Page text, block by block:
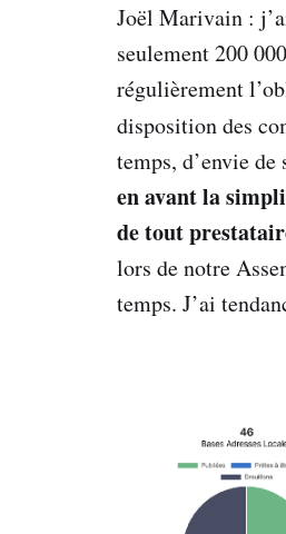
Joël Marivain :
seulement 200
régulièrement
disposition des
temps, d’envie
en avant la
de tout
lors de notre
temps. J’ai